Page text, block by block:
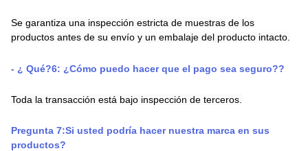
Se garantiza una inspección estricta de muestras de los
productos antes de su envío y un embalaje del producto intacto.
- ¿ Qué?6: ¿Cómo puedo hacer que el pago sea seguro??
Toda la transacción está bajo inspección de terceros.
Pregunta 7:Si usted podría hacer nuestra marca en sus
productos?